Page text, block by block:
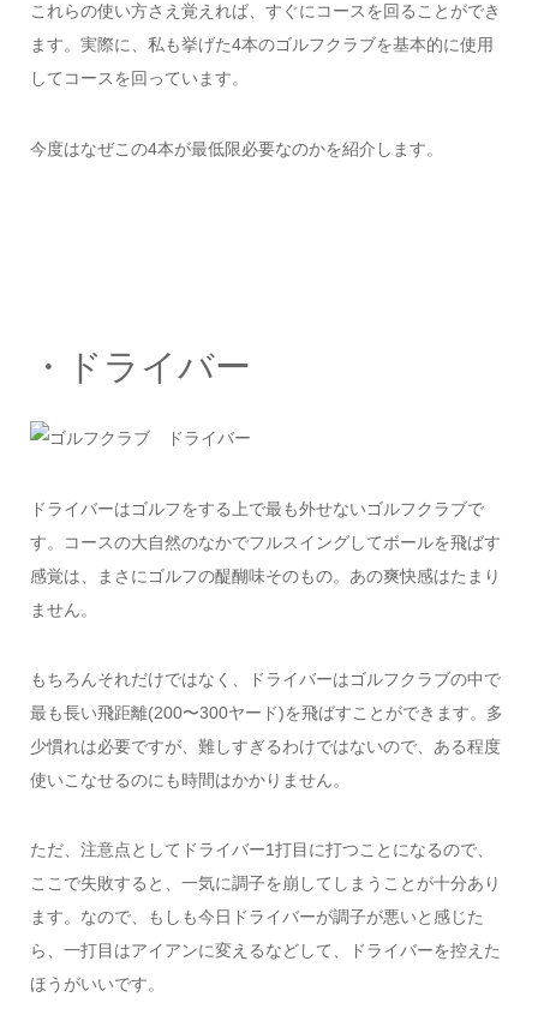
これらの使い方さえ覚えれば、すぐにコースを回ることができ
ます。実際に、私も挙げた4本のゴルフクラブを基本的に使用
してコースを回っています。
今度はなぜこの4本が最低限必要なのかを紹介します。
・ドライバー
ドライバーはゴルフをする上で最も外せないゴルフクラブで
す。コースの大自然のなかでフルスイングしてボールを飛ばす
感覚は、まさにゴルフの醍醐味そのもの。あの爽快感はたまり
ません。
もちろんそれだけではなく、ドライバーはゴルフクラブの中で
最も長い飛距離(200〜300ヤード)を飛ばすことができます。多
少慣れは必要ですが、難しすぎるわけではないので、ある程度
使いこなせるのにも時間はかかりません。
ただ、注意点としてドライバー1打目に打つことになるので、
ここで失敗すると、一気に調子を崩してしまうことが十分あり
ます。なので、もしも今日ドライバーが調子が悪いと感じた
ら、一打目はアイアンに変えるなどして、ドライバーを控えた
ほうがいいです。